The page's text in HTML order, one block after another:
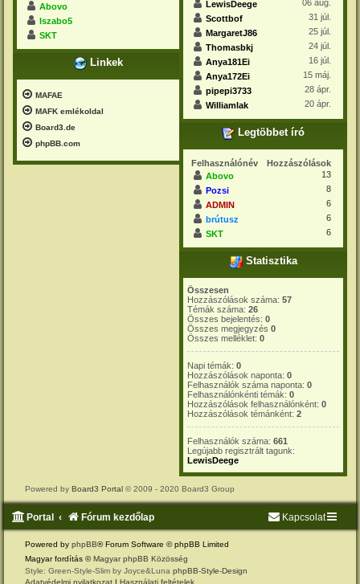
Abovo
lszabo5
SKT
Linkek
MAFAE
MAFK emlékoldal
Board3.de
phpBB.com
LewisDeege
06 aug.
Scottbof
31 júl.
MargaretJ86
25 júl.
Thomasbkj
24 júl.
Anya181Ei
16 júl.
Anya172Ei
15 máj.
pipepi3733
28 ápr.
Williamlak
20 ápr.
Legtöbbet író
Felhasználónév
Hozzászólások
Abovo
13
Pozsi
8
ADMIN
6
brútusz
6
SKT
6
Statisztika
Összesen
Hozzászólások száma:57
Témák száma:26
Összes bejelentés:0
Összes megjegyzés0
Összes melléklet:0
Napi témák:0
Hozzászólások naponta:0
Felhasználók száma naponta:0
Felhasználónkénti témák:0
Hozzászólások felhasználónként:0
Hozzászólások témánként:2
Felhasználók száma:661
Legújabb regisztrált tagunk:
LewisDeege
Powered by Board3 Portal © 2009 - 2020 Board3 Group
Portal Fórum kezdőlap Kapcsolat
Powered by phpBB® Forum Software © phpBB Limited
Magyar fordítás © Magyar phpBB Közösség
Style: Green-Style-Slim by Joyce&Luna phpBB-Style-Design